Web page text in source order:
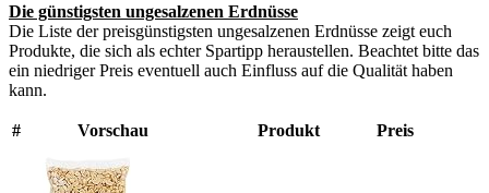
Die günstigsten ungesalzenen Erdnüsse
Die Liste der preisgünstigsten ungesalzenen Erdnüsse zeigt euch
Produkte, die sich als echter Spartipp heraustellen. Beachtet bitte das
ein niedriger Preis eventuell auch Einfluss auf die Qualität haben
kann.
# Vorschau Produkt Preis